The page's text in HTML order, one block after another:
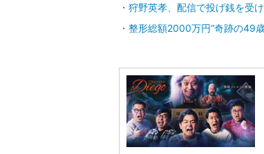
狩野英孝、配信で投げ銭を受
整形総額2000万円“奇跡の49